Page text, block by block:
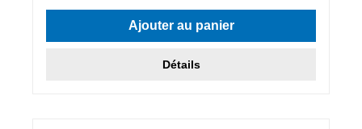
Ajouter au panier
Détails